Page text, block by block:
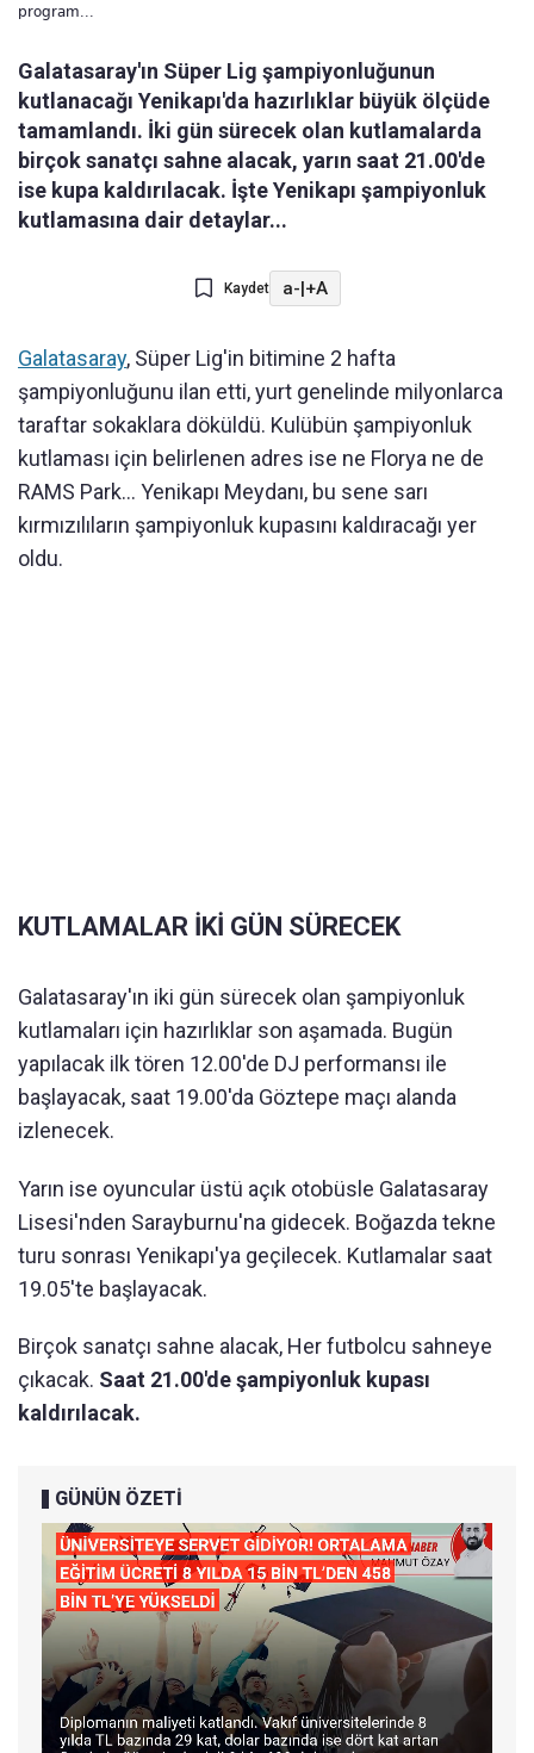
program...
Galatasaray'ın Süper Lig şampiyonluğunun
kutlanacağı Yenikapı'da hazırlıklar büyük ölçüde
tamamlandı. İki gün sürecek olan kutlamalarda
birçok sanatçı sahne alacak, yarın saat 21.00'de
ise kupa kaldırılacak. İşte Yenikapı şampiyonluk
kutlamasına dair detaylar...
Kaydet a-|+A
Galatasaray, Süper Lig'in bitimine 2 hafta
şampiyonluğunu ilan etti, yurt genelinde milyonlarca
taraftar sokaklara döküldü. Kulübün şampiyonluk
kutlaması için belirlenen adres ise ne Florya ne de
RAMS Park... Yenikapı Meydanı, bu sene sarı
kırmızılıların şampiyonluk kupasını kaldıracağı yer
oldu.
KUTLAMALAR İKİ GÜN SÜRECEK
Galatasaray'ın iki gün sürecek olan şampiyonluk
kutlamaları için hazırlıklar son aşamada. Bugün
yapılacak ilk tören 12.00'de DJ performansı ile
başlayacak, saat 19.00'da Göztepe maçı alanda
izlenecek.
Yarın ise oyuncular üstü açık otobüsle Galatasaray
Lisesi'nden Sarayburnu'na gidecek. Boğazda tekne
turu sonrası Yenikapı'ya geçilecek. Kutlamalar saat
19.05'te başlayacak.
Birçok sanatçı sahne alacak, Her futbolcu sahneye
çıkacak. Saat 21.00'de şampiyonluk kupası
kaldırılacak.
GÜNÜN ÖZETİ